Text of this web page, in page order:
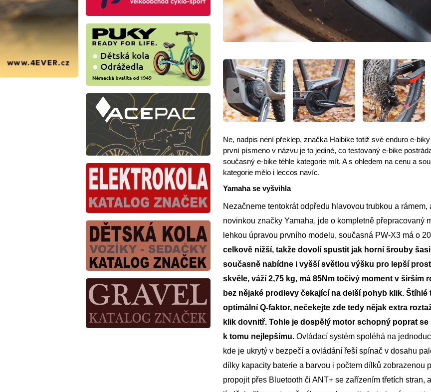
Ne, nadpis není překlep, značka Haibike totiž své enduro e-
první písmeno v názvu je to jediné, co testovaný e-bike
současný e-bike téhle kategorie mít. A s ohledem na cenu a
kategorie mělo i leccos navíc.
Yamaha se vyšvihla
Nezačneme tentokrát odpředu hlavovou trubkou a
novinkou značky Yamaha, jde o kompletně přepracovaný
lehkou úpravou prvního modelu, současná PW-X3 má o
celkově nižší, takže dovolí spustit jak horní šrouby
současně nabídne i vyšší světlou výšku pro lepší
skvěle, váží 2,75 kg, má 85Nm točivý moment v širším
bez nějaké prodlevy čekající na delší pohyb klik. Štíhlé
optimální Q-faktor, nečekejte zde tedy nějak extra
klik dovnitř. Tohle je dospělý motor schopný poprat
k tomu nejlepšímu. Ovládací systém spoléhá na
kde je ukrytý v bezpečí a ovládání řeší spínač v dosahu
dílky kapacity baterie a barvou i počtem dílků zobrazenou
propojit přes Bluetooth či ANT+ se zařízením třetích stran,